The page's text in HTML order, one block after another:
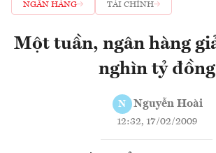
NGÂN HÀNG TÀI CHÍNH
Một tuần, ngân hàng
nghìn tỷ đồng
N Nguyễn Hoài
12:32, 17/02/2009